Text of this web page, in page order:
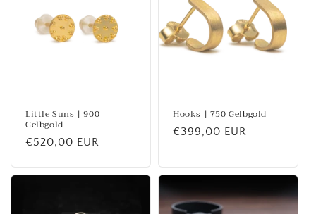
Little Suns | 900
Gelbgold
Normaler
€520,00 EUR
Hooks | 750 Gelbgold
Normaler
€399,00 EUR